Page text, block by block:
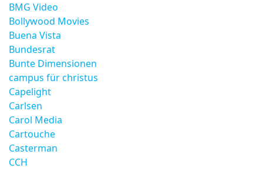
BMG Video
Bollywood Movies
Buena Vista
Bundesrat
Bunte Dimensionen
campus für christus
Capelight
Carlsen
Carol Media
Cartouche
Casterman
CCH